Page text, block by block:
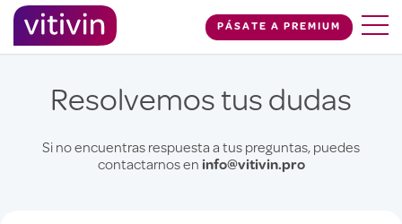
PÁSATE A PREMIUM
Resolvemos tus dudas
Si no encuentras respuesta a tus preguntas, puedes
contactarnos en info@vitivin.pro